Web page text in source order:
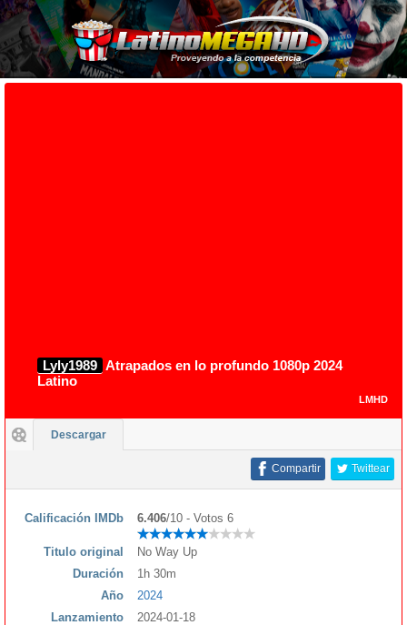
Lyly1989 Atrapados en lo profundo 1080p 2024
Latino
LMHD
Descargar
Twittear
Compartir
Calificación IMDb 6.406/10 - Votos 6
Titulo original
No Way Up
Duración
1h 30m
Año
2024
Lanzamiento
2024-01-18